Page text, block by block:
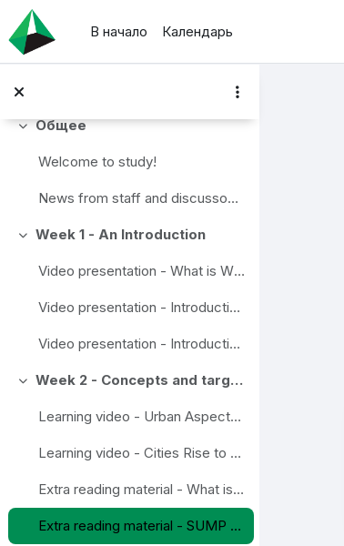
Перейти к основному содержанию
В начало
Календарь
Свернуть
Общее
Welcome to study!
News from staff and discusson area
Свернуть
Week 1 - An Introduction
Video presentation - What is Wise Mobility?
Video presentation - Introduction to traffic research.
Video presentation - Introduction to Travel chains
Свернуть Week 2 - Concepts and targets
Learning video - Urban Aspects of the Sustainable and Smart Mobility Strategy
Learning video - Cities Rise to the Challenge – Sustainable Mobility
Extra reading material - What is Mobility Management?
Extra reading material - SUMP Guidelines